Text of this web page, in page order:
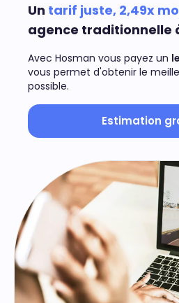
Un tarif juste, 2,49x
agence traditionnelle
Avec Hosman vous payez un
vous permet d'obtenir le
possible.
Estimation